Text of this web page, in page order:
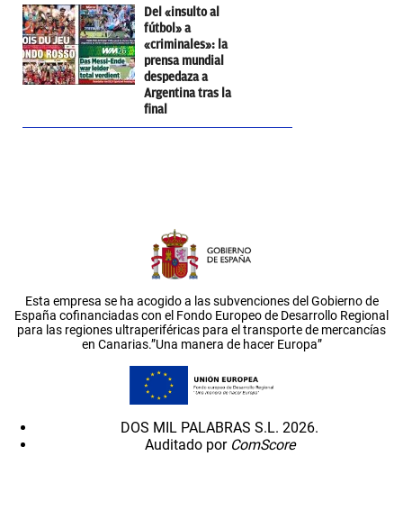
Del «insulto al
fútbol» a
«criminales»: la
prensa mundial
despedaza a
Argentina tras la
final
Esta empresa se ha acogido a las subvenciones del Gobierno de
España cofinanciadas con el Fondo Europeo de Desarrollo Regional
para las regiones ultraperiféricas para el transporte de mercancías
en Canarias.”Una manera de hacer Europa”
DOS MIL PALABRAS S.L. 2026.
Auditado por ComScore